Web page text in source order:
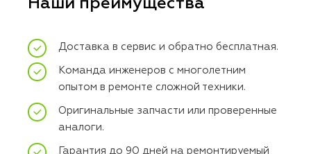
Наши преимущества
Доставка в сервис и обратно бесплатная.
Команда инженеров с многолетним
опытом в ремонте сложной техники.
Оригинальные запчасти или проверенные
аналоги.
Гарантия до 90 дней на ремонтируемый